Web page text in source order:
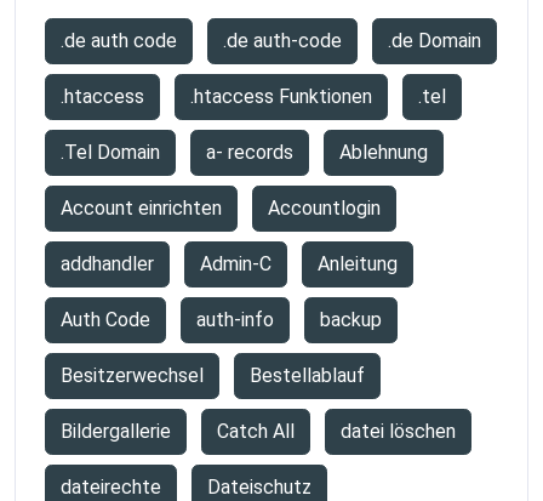
.de auth code .de auth-code .de Domain
.htaccess .htaccess Funktionen .tel
.Tel Domain a- records Ablehnung
Account einrichten Accountlogin
addhandler Admin-C Anleitung
Auth Code auth-info backup
Besitzerwechsel Bestellablauf
Bildergallerie Catch All datei löschen
dateirechte Dateischutz